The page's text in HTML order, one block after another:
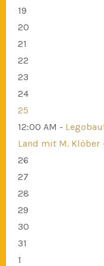
19
20
21
22
23
24
25
12:00 AM -
Land mit M. Klöber
26
27
28
29
30
31
1